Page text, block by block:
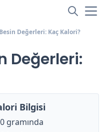
Değerleri: Kaç Kalori?
Değerleri:
Bilgisi
gramında